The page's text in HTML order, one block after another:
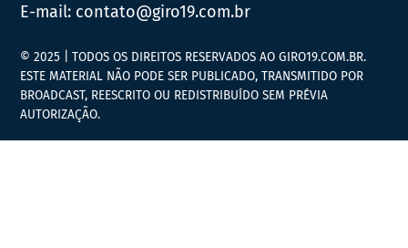
E-mail: contato@giro19.com.br
© 2025 | TODOS OS DIREITOS RESERVADOS AO GIRO19.COM.BR.
ESTE MATERIAL NÃO PODE SER PUBLICADO, TRANSMITIDO POR
BROADCAST, REESCRITO OU REDISTRIBUÍDO SEM PRÉVIA
AUTORIZAÇÃO.